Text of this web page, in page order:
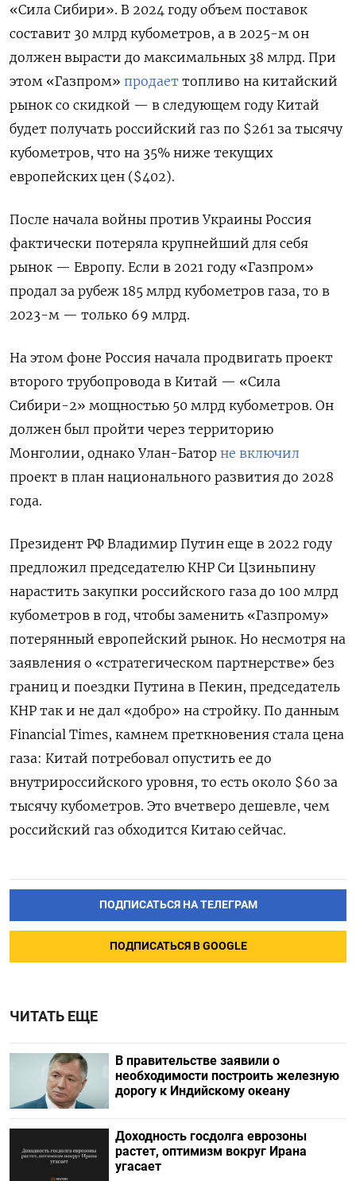
«Сила Сибири». В 2024 году объем поставок
составит 30 млрд кубометров, а в 2025-м он
должен вырасти до максимальных 38 млрд. При
этом «Газпром» продает топливо на китайский
рынок со скидкой — в следующем году Китай
будет получать российский газ по $261 за тысячу
кубометров, что на 35% ниже текущих
европейских цен ($402).
После начала войны против Украины Россия
фактически потеряла крупнейший для себя
рынок — Европу. Если в 2021 году «Газпром»
продал за рубеж 185 млрд кубометров газа, то в
2023-м — только 69 млрд.
На этом фоне Россия начала продвигать проект
второго трубопровода в Китай — «Сила
Сибири-2» мощностью 50 млрд кубометров. Он
должен был пройти через территорию
Монголии, однако Улан-Батор не включил
проект в план национального развития до 2028
года.
Президент РФ Владимир Путин еще в 2022 году
предложил председателю КНР Си Цзиньпину
нарастить закупки российского газа до 100 млрд
кубометров в год, чтобы заменить «Газпрому»
потерянный европейский рынок. Но несмотря на
заявления о «стратегическом партнерстве» без
границ и поездки Путина в Пекин, председатель
КНР так и не дал «добро» на стройку. По данным
Financial Times, камнем преткновения стала цена
газа: Китай потребовал опустить ее до
внутрироссийского уровня, то есть около $60 за
тысячу кубометров. Это вчетверо дешевле, чем
российский газ обходится Китаю сейчас.
ПОДПИСАТЬСЯ НА ТЕЛЕГРАМ
ПОДПИСАТЬСЯ В GOOGLE
ЧИТАТЬ ЕЩЕ
В правительстве заявили о
необходимости построить железную
дорогу к Индийскому океану
Доходность госдолга еврозоны
растет, оптимизм вокруг Ирана
угасает